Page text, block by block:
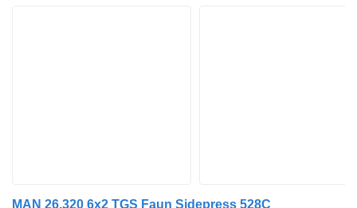
MAN 26.320 6x2 TGS Faun Sidepress 528C